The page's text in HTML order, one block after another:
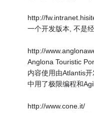
http://
一个开发版本, 不是
http://
Anglona Touristic
内容使用由Atlantis
中用了极限编程和
http://www.cone.it/